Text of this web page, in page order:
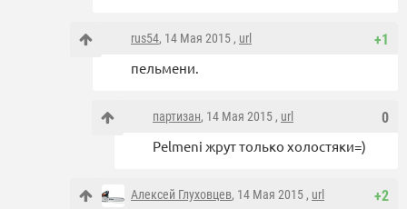
+1
rus54, 14 Мая 2015 , url
пельмени.
0
партизан, 14 Мая 2015 , url
Pelmeni жрут только холостяки=)
+2
Алексей Глуховцев, 14 Мая 2015 , url